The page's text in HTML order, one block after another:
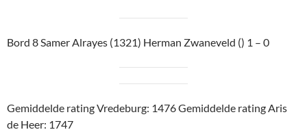
Bord 8 Samer Alrayes (1321) Herman Zwaneveld () 1 – 0
Gemiddelde rating Vredeburg: 1476 Gemiddelde rating Aris
de Heer: 1747